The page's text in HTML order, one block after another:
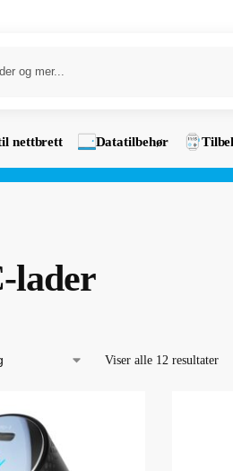
nettbrett Datatilbehør
lader
Viser alle 12 resultater